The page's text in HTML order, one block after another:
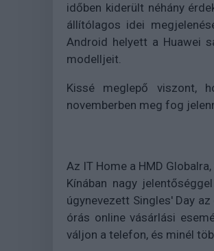
időben kiderült néhány
állítólagos idei
Android helyett a Huawei
modelljeit.
Kissé meglepő viszont,
novemberben meg fog
Az IT Home a HMD
Kínában nagy
úgynevezett Singles' Day
órás online vásárlási
váljon a telefon, és minél